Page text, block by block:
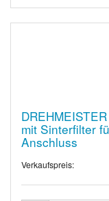
mit Sinterfilter
Anschluss
Verkaufspreis: